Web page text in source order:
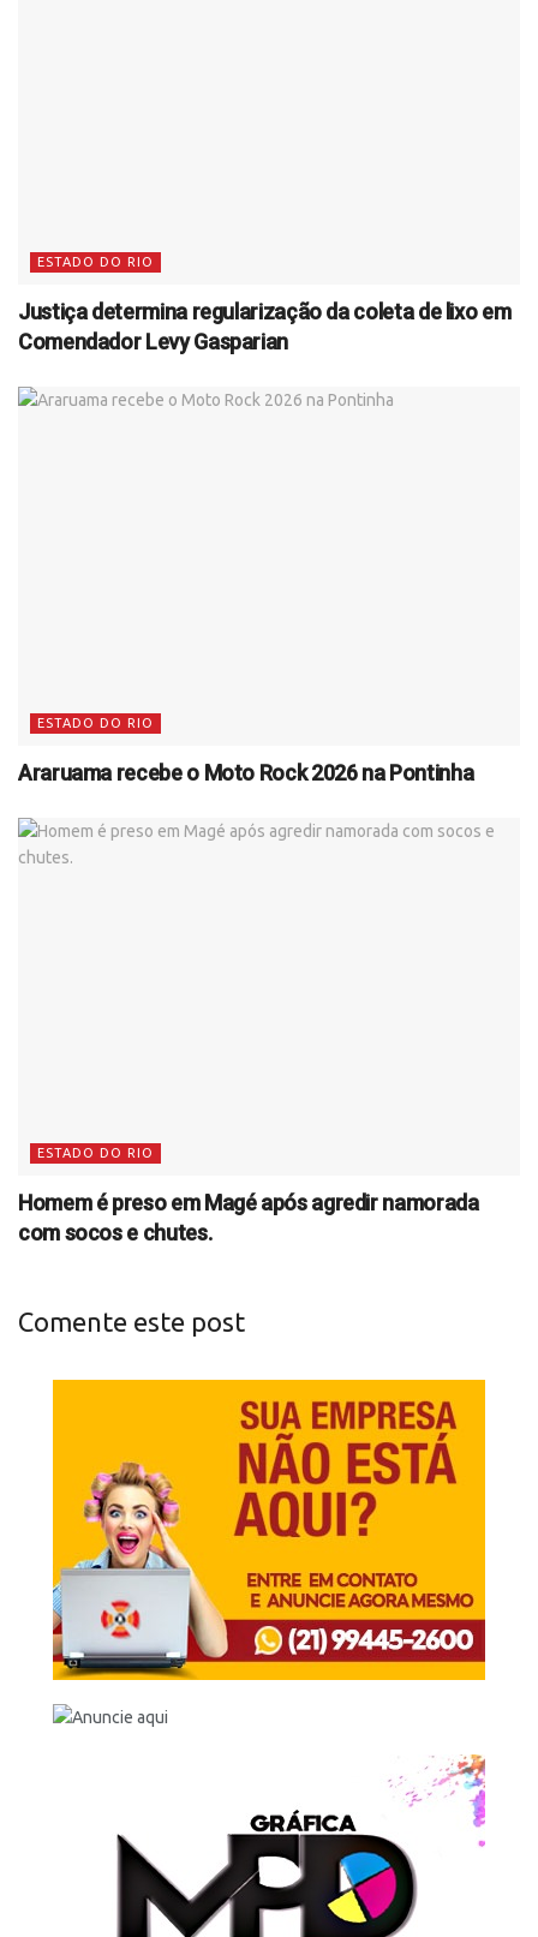
ESTADO DO RIO
Justiça determina regularização da coleta de lixo em
Comendador Levy Gasparian
ESTADO DO RIO
Araruama recebe o Moto Rock 2026 na Pontinha
ESTADO DO RIO
Homem é preso em Magé após agredir namorada
com socos e chutes.
Comente este post